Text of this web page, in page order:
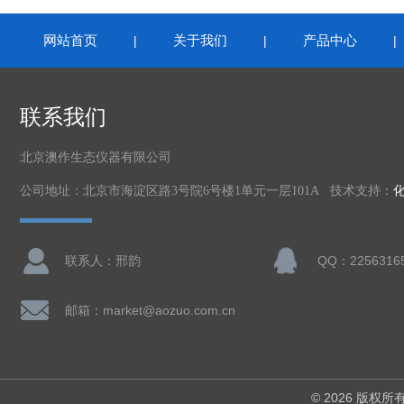
网站首页 | 关于我们 | 产品中心 |
联系我们
北京澳作生态仪器有限公司
公司地址：北京市海淀区路3号院6号楼1单元一层101A 技术支持：
联系人：邢韵 QQ：
邮箱：market@aozuo.com.cn
© 2026 版权所